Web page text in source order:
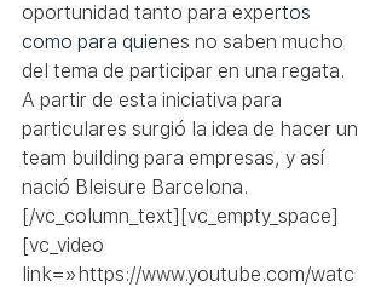
oportunidad tanto para expertos
como para quienes no saben mucho
del tema de participar en una regata.
A partir de esta iniciativa para
particulares surgió la idea de hacer un
team building para empresas, y así
nació Bleisure Barcelona.
[/vc_column_text][vc_empty_space]
[vc_video
link=»https://www.youtube.com/watc